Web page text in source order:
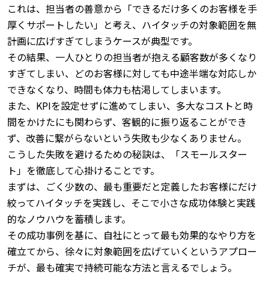
これは、担当者の善意から「できるだけ多くのお客様を手
厚くサポートしたい」と考え、ハイタッチの対象範囲を無
計画に広げすぎてしまうケースが典型です。
その結果、一人ひとりの担当者が抱える顧客数が多くなり
すぎてしまい、どのお客様に対しても中途半端な対応しか
できなくなり、時間も体力も枯渇してしまいます。
また、KPIを設定せずに進めてしまい、多大なコストと時
間をかけたにも関わらず、客観的に振り返ることができ
ず、改善に繋がらないという失敗も少なくありません。
こうした失敗を避けるための秘訣は、「スモールスター
ト」を徹底して心掛けることです。
まずは、ごく少数の、最も重要だと定義したお客様にだけ
絞ってハイタッチを実践し、そこで小さな成功体験と実践
的なノウハウを蓄積します。
その成功事例を基に、自社にとって最も効果的なやり方を
確立てから、徐々に対象範囲を広げていくというアプロー
チが、最も確実で持続可能な方法と言えるでしょう。